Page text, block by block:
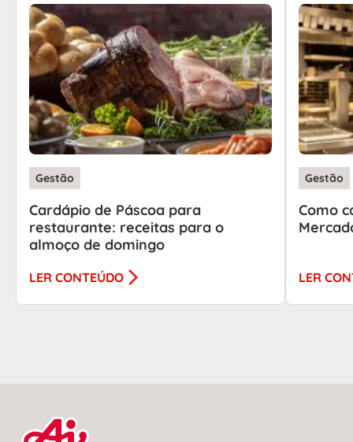
Gestão
Cardápio de Páscoa para
restaurante: receitas para o
almoço de domingo
LER CONTEÚDO
Gestão
Como
LER